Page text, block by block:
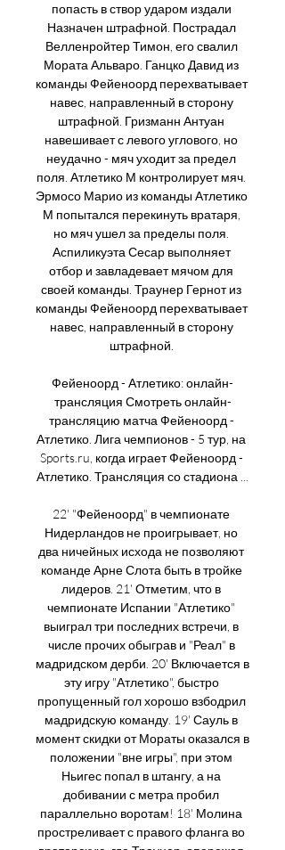
попасть в створ ударом издали
Назначен штрафной. Пострадал
Велленройтер Тимон, его свалил
Мората Альваро. Ганцко Давид из
команды Фейеноорд перехватывает
навес, направленный в сторону
штрафной. Гризманн Антуан
навешивает с левого углового, но
неудачно - мяч уходит за предел
поля. Атлетико М контролирует мяч.
Эрмосо Марио из команды Атлетико
М попытался перекинуть вратаря,
но мяч ушел за пределы поля.
Аспиликуэта Сесар выполняет
отбор и завладевает мячом для
своей команды. Траунер Гернот из
команды Фейеноорд перехватывает
навес, направленный в сторону
штрафной.
Фейеноорд - Атлетико: онлайн-
трансляция Смотреть онлайн-
трансляцию матча Фейеноорд -
Атлетико. Лига чемпионов - 5 тур, на
Sports.ru, когда играет Фейеноорд -
Атлетико. Трансляция со стадиона ...
22' "Фейеноорд" в чемпионате
Нидерландов не проигрывает, но
два ничейных исхода не позволяют
команде Арне Слота быть в тройке
лидеров. 21' Отметим, что в
чемпионате Испании "Атлетико"
выиграл три последних встречи, в
числе прочих обыграв и "Реал" в
мадридском дерби. 20' Включается в
эту игру "Атлетико", быстро
пропущенный гол хорошо взбодрил
мадридскую команду. 19' Сауль в
момент скидки от Мораты оказался в
положении "вне игры", при этом
Ньигес попал в штангу, а на
добивании с метра пробил
параллельно воротам! 18' Молина
простреливает с правого фланга во